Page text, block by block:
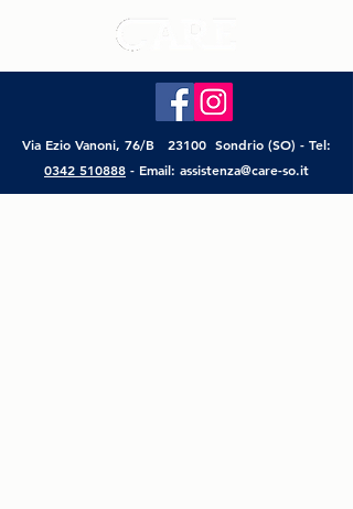
Via Ezio Vanoni, 76/B 23100 Sondrio (SO) - Tel:
0342 510888 - Email: assistenza@care-so.it